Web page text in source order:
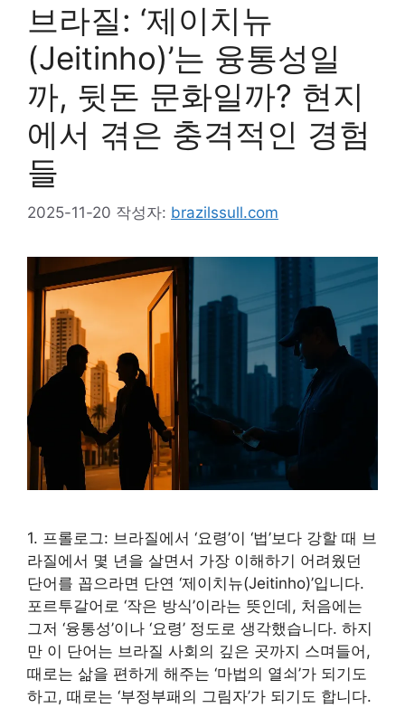
브라질: ‘제이치뉴
(Jeitinho)’는 융통성일
까, 뒷돈 문화일까? 현지
에서 겪은 충격적인 경험
들
2025-11-20 작성자: brazilssull.com
1. 프롤로그: 브라질에서 ‘요령’이 ‘법’보다 강할 때 브
라질에서 몇 년을 살면서 가장 이해하기 어려웠던
단어를 꼽으라면 단연 ‘제이치뉴(Jeitinho)’입니다.
포르투갈어로 ‘작은 방식’이라는 뜻인데, 처음에는
그저 ‘융통성’이나 ‘요령’ 정도로 생각했습니다. 하지
만 이 단어는 브라질 사회의 깊은 곳까지 스며들어,
때로는 삶을 편하게 해주는 ‘마법의 열쇠’가 되기도
하고, 때로는 ‘부정부패의 그림자’가 되기도 합니다.